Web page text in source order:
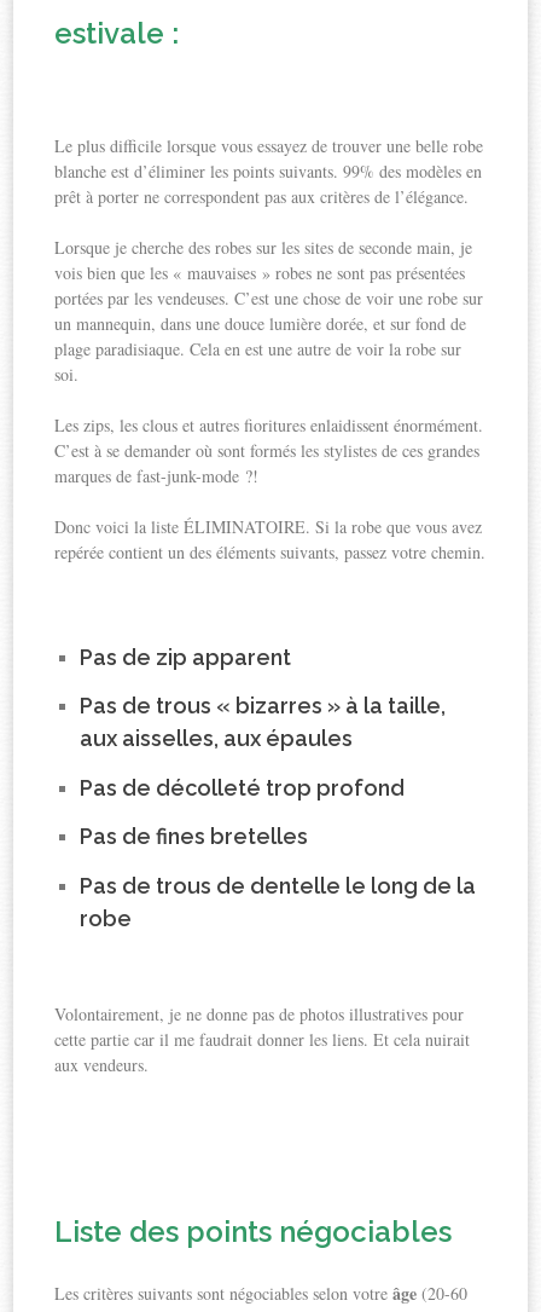
estivale :
Le plus difficile lorsque vous essayez de trouver une belle robe
blanche est d’éliminer les points suivants. 99% des modèles en
prêt à porter ne correspondent pas aux critères de l’élégance.
Lorsque je cherche des robes sur les sites de seconde main, je
vois bien que les « mauvaises » robes ne sont pas présentées
portées par les vendeuses. C’est une chose de voir une robe sur
un mannequin, dans une douce lumière dorée, et sur fond de
plage paradisiaque. Cela en est une autre de voir la robe sur
soi.
Les zips, les clous et autres fioritures enlaidissent énormément.
C’est à se demander où sont formés les stylistes de ces grandes
marques de fast-junk-mode ?!
Donc voici la liste ÉLIMINATOIRE. Si la robe que vous avez
repérée contient un des éléments suivants, passez votre chemin.
Pas de zip apparent
Pas de trous « bizarres » à la taille,
aux aisselles, aux épaules
Pas de décolleté trop profond
Pas de fines bretelles
Pas de trous de dentelle le long de la
robe
Volontairement, je ne donne pas de photos illustratives pour
cette partie car il me faudrait donner les liens. Et cela nuirait
aux vendeurs.
Liste des points négociables
Les critères suivants sont négociables selon votreâge (20-60